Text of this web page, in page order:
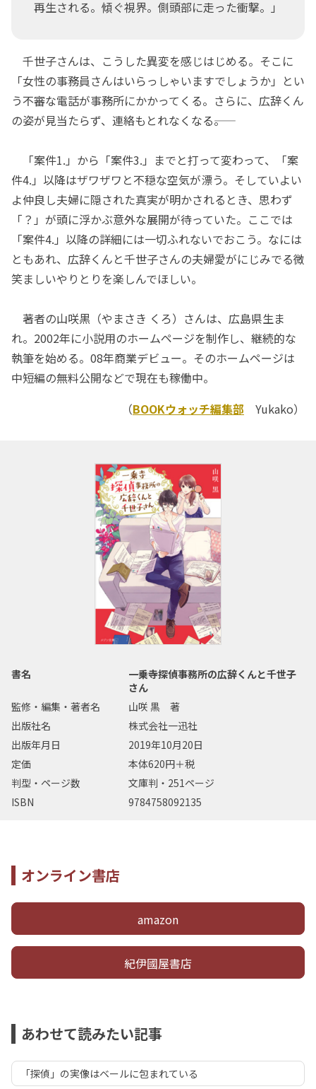
再生される。傾ぐ視界。側頭部に走った衝撃。」
千世子さんは、こうした異変を感じはじめる。そこに
「女性の事務員さんはいらっしゃいますでしょうか」とい
う不審な電話が事務所にかかってくる。さらに、広辞くん
の姿が見当たらず、連絡もとれなくなる――。
「案件1.」から「案件3.」までと打って変わって、「案
件4.」以降はザワザワと不穏な空気が漂う。そしていよい
よ仲良し夫婦に隠された真実が明かされるとき、思わず
「？」が頭に浮かぶ意外な展開が待っていた。ここでは
「案件4.」以降の詳細には一切ふれないでおこう。なには
ともあれ、広辞くんと千世子さんの夫婦愛がにじみでる微
笑ましいやりとりを楽しんでほしい。
著者の山咲黒（やまさき くろ）さんは、広島県生ま
れ。2002年に小説用のホームページを制作し、継続的な
執筆を始める。08年商業デビュー。そのホームページは
中短編の無料公開などで現在も稼働中。
（BOOKウォッチ編集部 Yukako）
書名
一乗寺探偵事務所の広辞くんと千世子
さん
監修・編集・著者名
山咲 黒 著
出版社名
株式会社一迅社
出版年月日
2019年10月20日
定価
本体620円＋税
判型・ページ数
文庫判・251ページ
ISBN
9784758092135
オンライン書店
amazon
紀伊國屋書店
あわせて読みたい記事
「探偵」の実像はベールに包まれている